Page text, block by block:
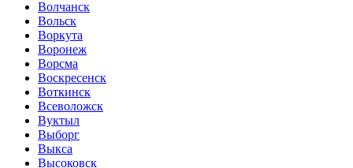
Волчанск
Вольск
Воркута
Воронеж
Ворсма
Воскресенск
Воткинск
Всеволожск
Вуктыл
Выборг
Выкса
Высоковск